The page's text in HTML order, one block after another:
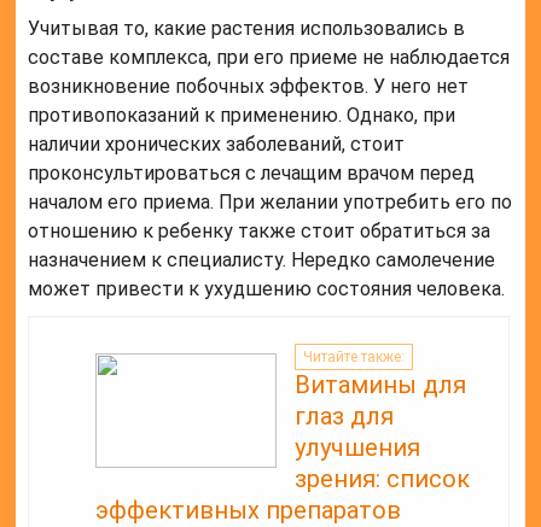
Учитывая то, какие растения использовались в
составе комплекса, при его приеме не наблюдается
возникновение побочных эффектов. У него нет
противопоказаний к применению. Однако, при
наличии хронических заболеваний, стоит
проконсультироваться с лечащим врачом перед
началом его приема. При желании употребить его по
отношению к ребенку также стоит обратиться за
назначением к специалисту. Нередко самолечение
может привести к ухудшению состояния человека.
Читайте также:
Витамины для
глаз для
улучшения
зрения: список
эффективных препаратов